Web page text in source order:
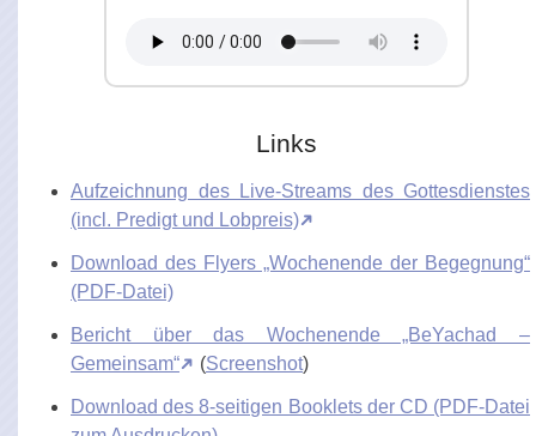
Links
Aufzeichnung des Live-Streams des Gottesdienstes
(incl. Predigt und Lobpreis)
Download des Flyers „Wochenende der Begegnung“
(PDF-Datei)
Bericht über das Wochenende „BeYachad –
Gemeinsam“
(Screenshot)
Download des 8-seitigen Booklets der CD (PDF-Datei